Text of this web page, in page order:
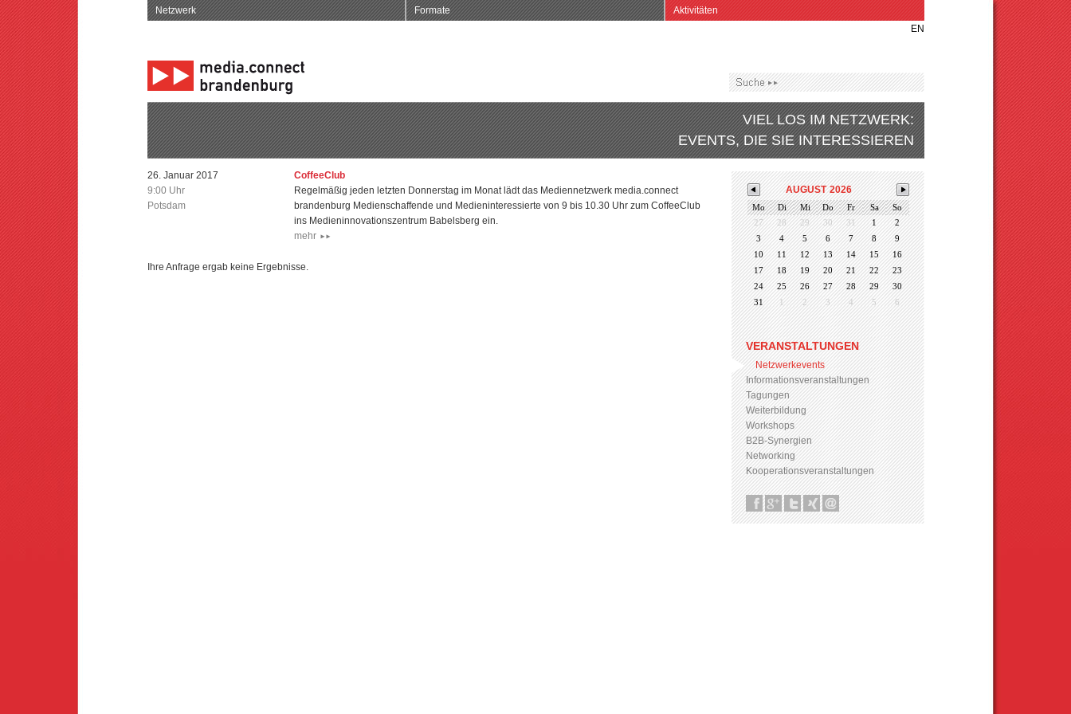
Netzwerk Formate
Aktivitäten
EN
VIEL LOS IM NETZWERK:
EVENTS, DIE SIE INTERESSIEREN
26. Januar 2017
9:00 Uhr
Potsdam
CoffeeClub
Regelmäßig jeden letzten Donnerstag im Monat lädt das Mediennetzwerk media.connect
brandenburg Medienschaffende und Medieninteressierte von 9 bis 10.30 Uhr zum CoffeeClub
ins Medieninnovationszentrum Babelsberg ein.
mehr
Ihre Anfrage ergab keine Ergebnisse.
2026
AUGUST
Mo Di Mi Do Fr Sa
So
27
28 29 30 31 1
2
3
4 5 6 7 8
9
10
11 12 13 14 15
16
17
18 19 20 21 22
23
24
25 26 27 28 29
30
31
1 2 3 4 5 6
VERANSTALTUNGEN
Netzwerkevents
Informationsveranstaltungen
Tagungen
Weiterbildung
Workshops
B2B-Synergien
Networking
Kooperationsveranstaltungen